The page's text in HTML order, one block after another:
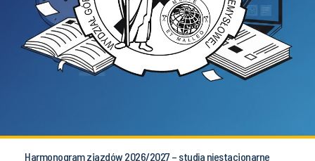
Harmonogram zjazdów 2026/2027 – studia niestacjonarne